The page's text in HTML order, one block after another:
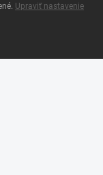
Upraviť nastavenie